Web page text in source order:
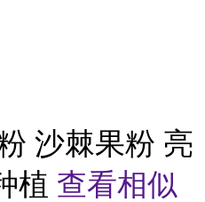
沙棘果粉 亮
植 查看相似